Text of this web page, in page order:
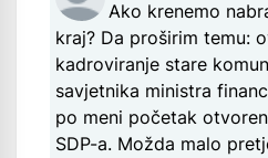
Ako krenemo
kraj? Da proširim temu:
kadroviranje stare
savjetnika ministra
po meni početak
SDP-a. Možda malo